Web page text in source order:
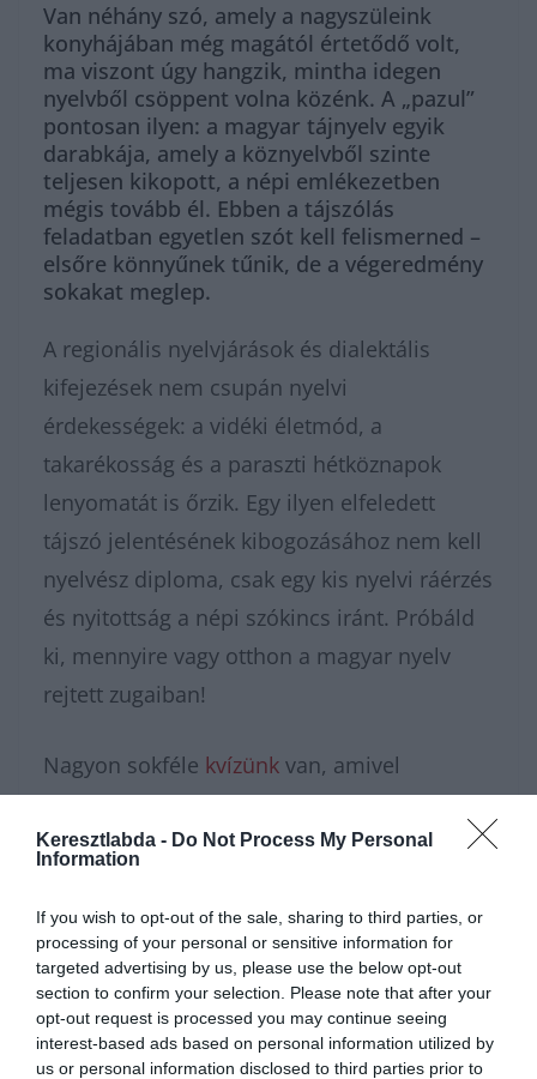
Keresztlabda - Do Not Process My Personal
Information
If you wish to opt-out of the sale, sharing to third parties, or
processing of your personal or sensitive information for
targeted advertising by us, please use the below opt-out
section to confirm your selection. Please note that after your
opt-out request is processed you may continue seeing
interest-based ads based on personal information utilized by
us or personal information disclosed to third parties prior to
Van néhány szó, amely a nagyszüleink
konyhájában még magától értetődő volt,
ma viszont úgy hangzik, mintha idegen
nyelvből csöppent volna közénk. A „pazul”
pontosan ilyen: a magyar tájnyelv egyik
darabkája, amely a köznyelvből szinte
teljesen kikopott, a népi emlékezetben
mégis tovább él. Ebben a tájszólás
feladatban egyetlen szót kell felismerned –
elsőre könnyűnek tűnik, de a végeredmény
sokakat meglep.
A regionális nyelvjárások és dialektális
kifejezések nem csupán nyelvi
érdekességek: a vidéki életmód, a
takarékosság és a paraszti hétköznapok
lenyomatát is őrzik. Egy ilyen elfeledett
tájszó jelentésének kibogozásához nem kell
nyelvész diploma, csak egy kis nyelvi ráérzés
és nyitottság a népi szókincs iránt. Próbáld
ki, mennyire vagy otthon a magyar nyelv
rejtett zugaiban!
Nagyon sokféle kvízünk van, amivel
karbantarthatod az agytekervényeidet, csak
nézz körül nálunk éstovábbi érdekes